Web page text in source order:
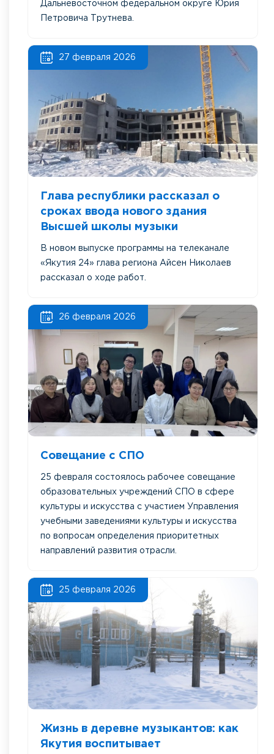
Дальневосточном федеральном округе Юрия
Петровича Трутнева.
27 февраля 2026
Глава республики рассказал о
сроках ввода нового здания
Высшей школы музыки
В новом выпуске программы на телеканале
«Якутия 24» глава региона Айсен Николаев
рассказал о ходе работ.
26 февраля 2026
Совещание с СПО
25 февраля состоялось рабочее совещание
образовательных учреждений СПО в сфере
культуры и искусства с участием Управления
учебными заведениями культуры и искусства
по вопросам определения приоритетных
направлений развития отрасли.
25 февраля 2026
Жизнь в деревне музыкантов: как
Якутия воспитывает